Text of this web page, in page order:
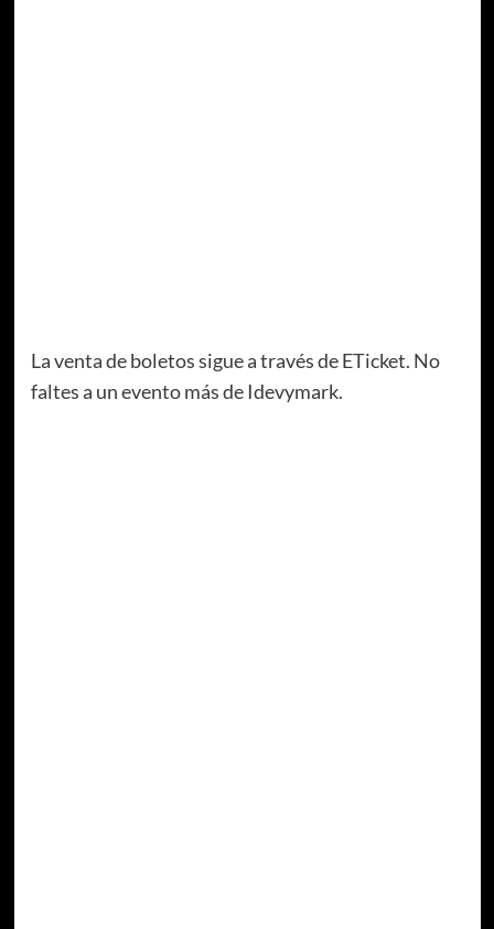
La venta de boletos sigue a través de ETicket. No
faltes a un evento más de Idevymark.